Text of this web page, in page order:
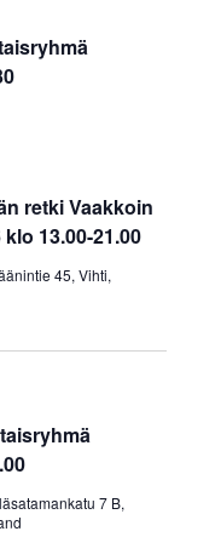
retki Vaakkoin
13.00-21.00
45, Vihti,
7 B,